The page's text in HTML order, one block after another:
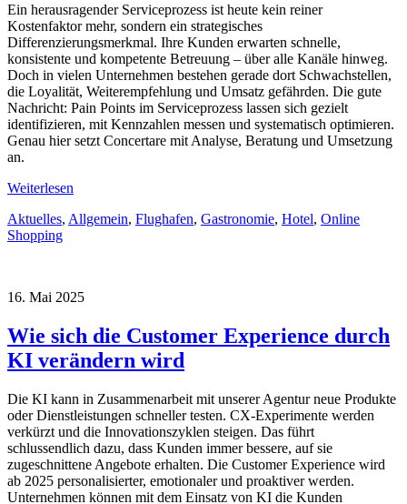
Ein herausragender Serviceprozess ist heute kein reiner
Kostenfaktor mehr, sondern ein strategisches
Differenzierungsmerkmal. Ihre Kunden erwarten schnelle,
konsistente und kompetente Betreuung – über alle Kanäle hinweg.
Doch in vielen Unternehmen bestehen gerade dort Schwachstellen,
die Loyalität, Weiterempfehlung und Umsatz gefährden. Die gute
Nachricht: Pain Points im Serviceprozess lassen sich gezielt
identifizieren, mit Kennzahlen messen und systematisch optimieren.
Genau hier setzt Concertare mit Analyse, Beratung und Umsetzung
an.
Weiterlesen
Aktuelles, Allgemein, Flughafen, Gastronomie, Hotel, Online
Shopping
16. Mai 2025
Wie sich die Customer Experience durch
KI verändern wird
Die KI kann in Zusammenarbeit mit unserer Agentur neue Produkte
oder Dienstleistungen schneller testen. CX-Experimente werden
verkürzt und die Innovationszyklen steigen. Das führt
schlussendlich dazu, dass Kunden immer bessere, auf sie
zugeschnittene Angebote erhalten. Die Customer Experience wird
ab 2025 personalisierter, emotionaler und proaktiver werden.
Unternehmen können mit dem Einsatz von KI die Kunden